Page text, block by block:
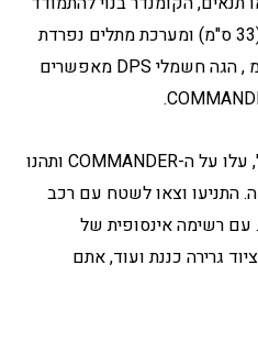
עם הכל. עם מרווח גחון גדול (33 ס"מ) ומערכת מתלים נפרדת
לכל גלגל עם מהלך של 38 ס"מ , הגה חשמלי DPS מאפשרים
הגיע סוף השבוע. שכחו מהכל, עלו על ה-COMMANDER ותהנו
התניעו וצאו לשטח עם רכב
עם רשימה אינסופית של
גרירה כננת ועוד, אתם